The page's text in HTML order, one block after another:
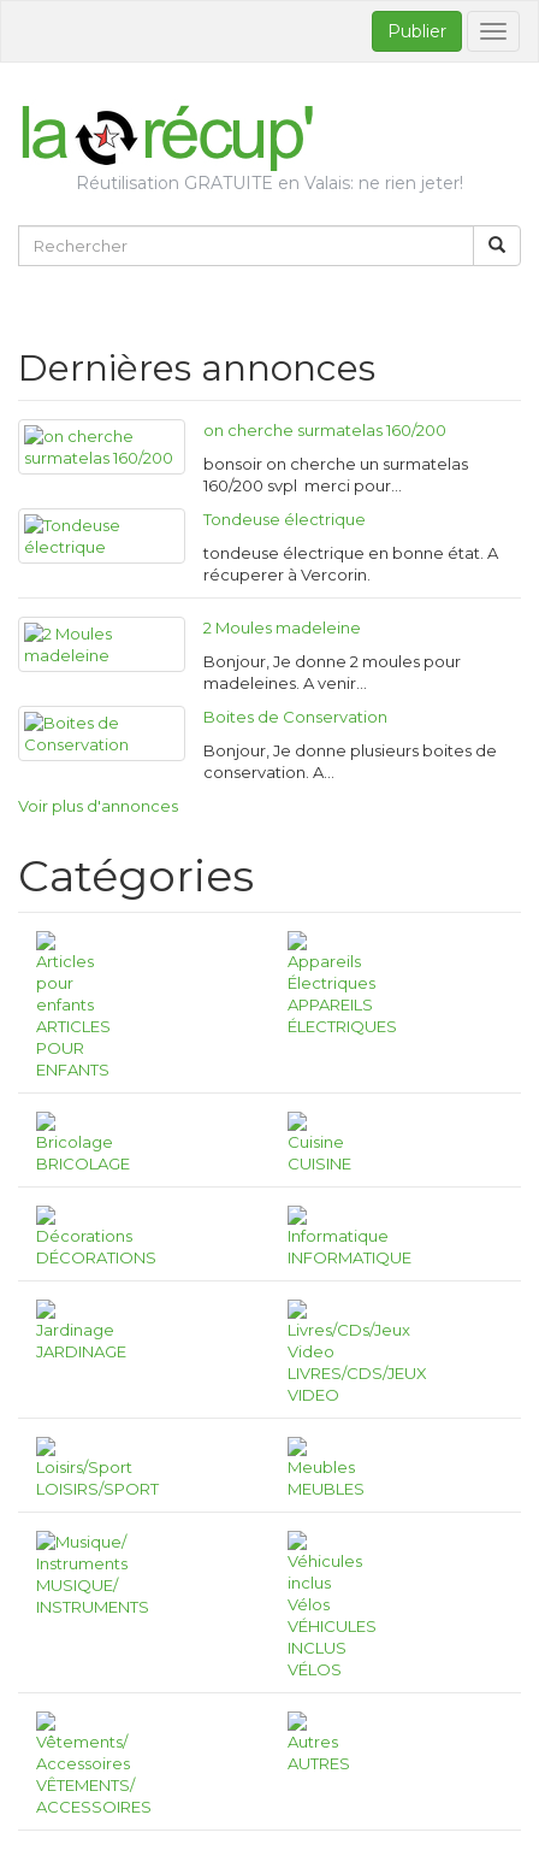
Publier
Réutilisation GRATUITE en Valais: ne rien jeter!
Dernières annonces
on cherche surmatelas 160/200
bonsoir on cherche un surmatelas
160/200 svpl merci pour…
Tondeuse électrique
tondeuse électrique en bonne état. A
récuperer à Vercorin.
2 Moules madeleine
Bonjour, Je donne 2 moules pour
madeleines. A venir…
Boites de Conservation
Bonjour, Je donne plusieurs boites de
conservation. A…
Voir plus d'annonces
Catégories
ARTICLES
POUR
ENFANTS
APPAREILS
ÉLECTRIQUES
BRICOLAGE CUISINE
DÉCORATIONS INFORMATIQUE
JARDINAGE
LIVRES/CDS/JEUX
VIDEO
LOISIRS/SPORT MEUBLES
MUSIQUE/
INSTRUMENTS
VÉHICULES
INCLUS
VÉLOS
VÊTEMENTS/
ACCESSOIRES
AUTRES